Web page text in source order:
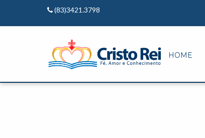
(83)3421.3798
HOME